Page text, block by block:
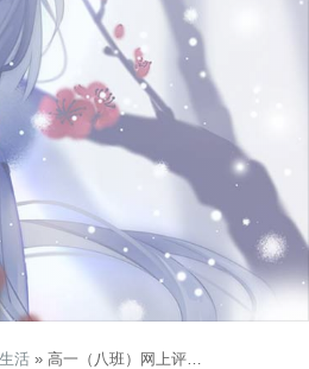
活 »高一（八班）网上评价信息